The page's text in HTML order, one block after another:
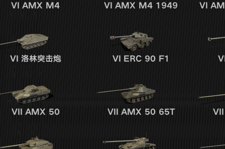
VI AMX M4 VI AMX M4 1949 VI
VI 洛林突击炮 VI ERC 90 F1
VII AMX 50 VII AMX 50 65T VII